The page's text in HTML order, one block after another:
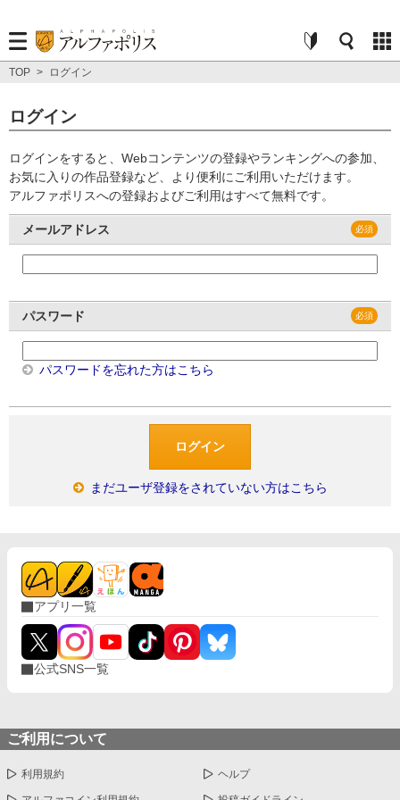
TOP > ログイン
ログイン
ログインをすると、Webコンテンツの登録やランキングへの参加、
お気に入りの作品登録など、より便利にご利用いただけます。
アルファポリスへの登録およびご利用はすべて無料です。
メールアドレス
パスワード
パスワードを忘れた方はこちら
まだユーザ登録をされていない方はこちら
アプリ一覧
公式SNS一覧
ご利用について
利用規約 ヘルプ